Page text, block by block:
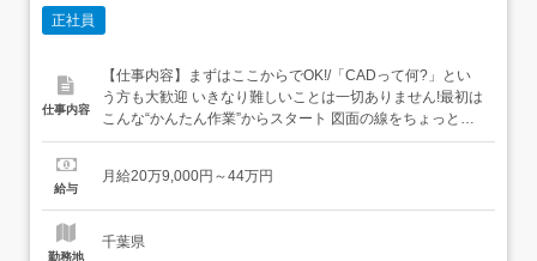
正社員
仕事内容
【仕事内容】まずはここからでOK!/「CADって何?」とい
う方も大歓迎 いきなり難しいことは一切ありません!最初は
こんな“かんたん作業”からスタート 図面の線をちょっと動
かすだけ 決まったフォーマットに数字を入力→いわば“パ
まずはメールの送り方やあいさつといった基本的なビジネ
給与
月給20万9,000円～44万円
勤務地
千葉県